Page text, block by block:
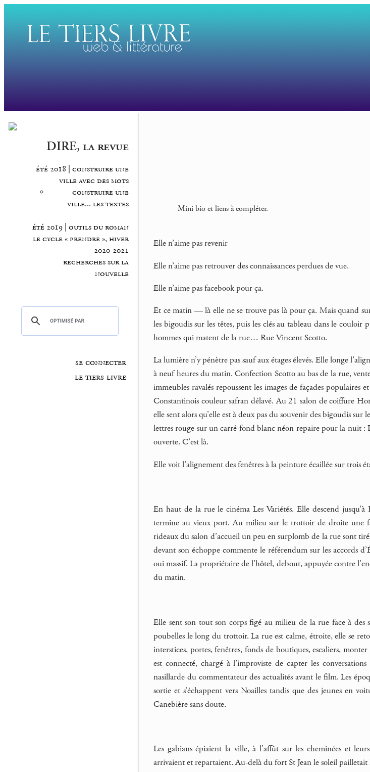
DIRE, la revue
été 2018 | construire une
ville avec des mots
construire une
ville... les textes
été 2019 | outils du roman
le cycle « prendre », hiver
2020-2021
recherches sur la
nouvelle
se connecter
le tiers livre
Mini bio et liens à compléter.
Elle n’aime pas revenir
Elle n’aime pas retrouver des connaissances perdues de vue.
Elle n’aime pas facebook pour ça.
Et ce matin — là elle ne se trouve pas là pour ça. Mais quand
les bigoudis sur les têtes, puis les clés au tableau dans le couloir
hommes qui matent de la rue… Rue Vincent Scotto.
La lumière n’y pénètre pas sauf aux étages élevés. Elle longe
à neuf heures du matin. Confection Scotto au bas de la rue,
immeubles ravalés repoussent les images de façades
Constantinois couleur safran délavé. Au 21 salon de coiffure
elle sent alors qu’elle est à deux pas du souvenir des bigoudis
lettres rouge sur un carré fond blanc néon repaire pour la nuit :
ouverte. C’est là.
Elle voit l’alignement des fenêtres à la peinture écaillée sur trois
En haut de la rue le cinéma Les Variétés. Elle descend
termine au vieux port. Au milieu sur le trottoir de droite une
rideaux du salon d’accueil un peu en surplomb de la rue sont
devant son échoppe commente le référendum sur les accords
oui massif. La propriétaire de l’hôtel, debout, appuyée contre
du matin.
Elle sent son tout son corps figé au milieu de la rue face à des
poubelles le long du trottoir. La rue est calme, étroite, elle se
interstices, portes, fenêtres, fonds de boutiques, escaliers,
est connecté, chargé à l’improviste de capter les
nasillarde du commentateur des actualités avant le film. Les
sortie et s’échappent vers Noailles tandis que des jeunes en
Canebière sans doute.
Les gabians épiaient la ville, à l’affût sur les cheminées et
arrivaient et repartaient. Au-delà du fort St Jean le soleil